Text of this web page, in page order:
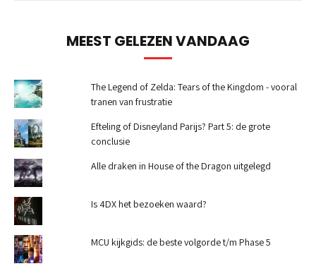
MEEST GELEZEN VANDAAG
The Legend of Zelda: Tears of the Kingdom - vooral
tranen van frustratie
Efteling of Disneyland Parijs? Part 5: de grote
conclusie
Alle draken in House of the Dragon uitgelegd
Is 4DX het bezoeken waard?
MCU kijkgids: de beste volgorde t/m Phase 5